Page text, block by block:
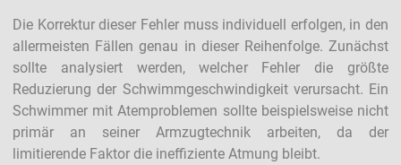
Die Korrektur dieser Fehler muss individuell erfolgen, in den
allermeisten Fällen genau in dieser Reihenfolge. Zunächst
sollte analysiert werden, welcher Fehler die größte
Reduzierung der Schwimmgeschwindigkeit verursacht. Ein
Schwimmer mit Atemproblemen sollte beispielsweise nicht
primär an seiner Armzugtechnik arbeiten, da der
limitierende Faktor die ineffiziente Atmung bleibt.